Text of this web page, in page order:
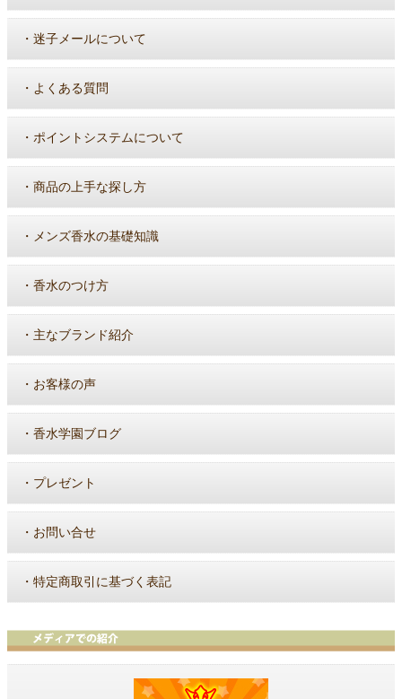
・ 迷子メールについて
・ よくある質問
・ ポイントシステムについて
・ 商品の上手な探し方
・ メンズ香水の基礎知識
・ 香水のつけ方
・ 主なブランド紹介
・ お客様の声
・ 香水学園ブログ
・ プレゼント
・ お問い合せ
・ 特定商取引に基づく表記